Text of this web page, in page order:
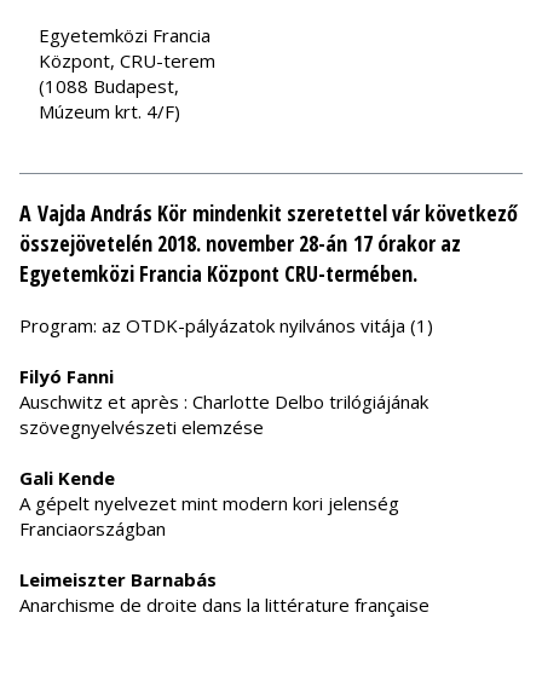
Egyetemközi Francia
Központ, CRU-terem
(1088 Budapest,
Múzeum krt. 4/F)
A Vajda András Kör mindenkit szeretettel vár következő
összejövetelén 2018. november 28-án 17 órakor az
Egyetemközi Francia Központ CRU-termében.
Program: az OTDK-pályázatok nyilvános vitája (1)
Filyó Fanni
Auschwitz et après : Charlotte Delbo trilógiájának
szövegnyelvészeti elemzése
Gali Kende
A gépelt nyelvezet mint modern kori jelenség
Franciaországban
Leimeiszter Barnabás
Anarchisme de droite dans la littérature française